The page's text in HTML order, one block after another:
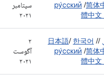
ру́сский /简体
體中文
سپتامبر
۲۰۲۱
/
日本語/ 한국어 /
ру́сский /简体
體中文
۲
آگوست
۲۰۲۱